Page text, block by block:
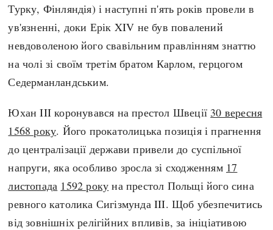
done
Турку, Фінляндія) і наступні п'ять років провели в
ув'язненні, доки Ерік XIV не був повалений
невдоволеною його свавільним правлінням знаттю
на чолі зі своїм третім братом Карлом, герцогом
Седерманландським.
Юхан III коронувався на престол Швеції 30 вересня
1568 року. Його прокатолицька позиція і прагнення
до централізації держави привели до суспільної
напруги, яка особливо зросла зі сходженням 17
листопада 1592 року на престол Польщі його сина
ревного католика Сигізмунда III. Щоб убезпечитись
від зовнішніх релігійних впливів, за ініціативою